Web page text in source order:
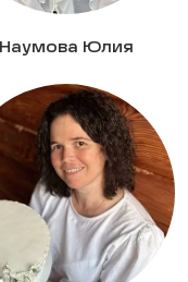
Наумова Юлия